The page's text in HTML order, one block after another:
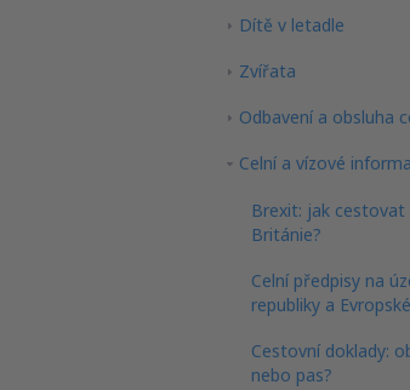
Dítě v letadle
Zvířata
Odbavení a obsluha
Celní a vízové
Brexit: jak cestovat
Británie?
Celní předpisy na
republiky a
Cestovní doklady:
nebo pas?